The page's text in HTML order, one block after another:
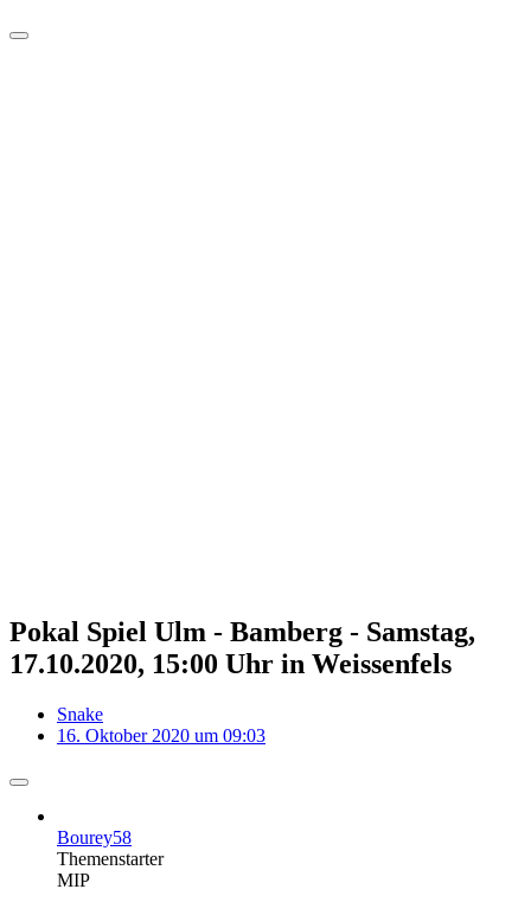
Pokal Spiel Ulm - Bamberg - Samstag,
17.10.2020, 15:00 Uhr in Weissenfels
Snake
16. Oktober 2020 um 09:03
Bourey58
Themenstarter
MIP